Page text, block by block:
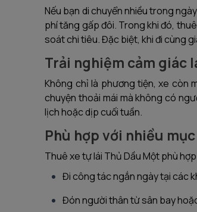
Nếu bạn di chuyển nhiều trong
phí tăng gấp đôi. Trong khi đó,
soát chi tiêu. Đặc biệt, khi đi cùng
Trải nghiệm cảm giác
Không chỉ là phương tiện, xe còn
chuyện thoải mái mà không có
lịch hoặc dịp cuối tuần.
Phù hợp với nhiều
Thuê xe tự lái Thủ Dầu Một phù
Đi công tác ngắn ngày tại các
Đón người thân từ sân bay